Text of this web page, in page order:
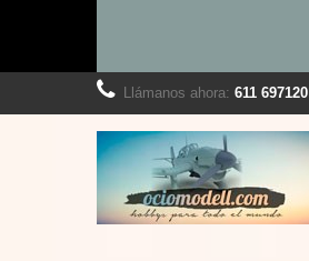
Llámanos ahora: 611 697120